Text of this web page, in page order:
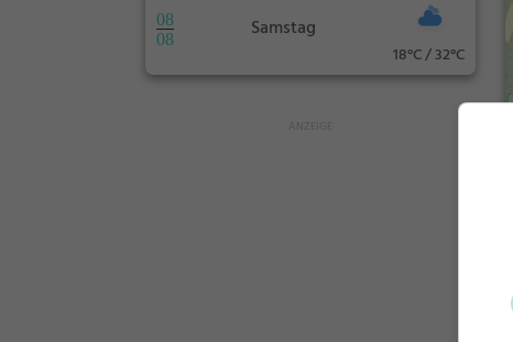
08
08
Samstag
18°C / 32°C